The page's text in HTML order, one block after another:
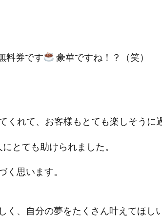
料券です 豪華ですね！？（笑）
れて、お客様もとても楽しそうに
とても助けられました。
思います。
、自分の夢をたくさん叶えてほし